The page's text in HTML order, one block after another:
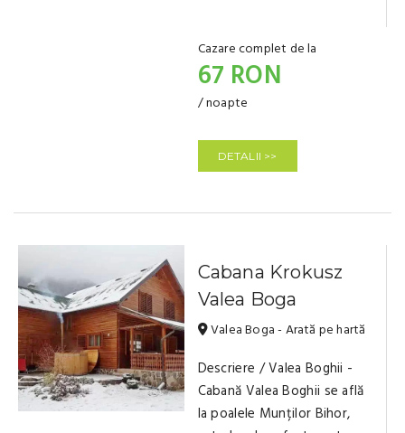
Cazare complet de la
67 RON
/ noapte
DETALII >>
Cabana Krokusz
Valea Boga
Valea Boga - Arată pe hartă
Descriere / Valea Boghii -
Cabană Valea Boghii se află
la poalele Munților Bihor,